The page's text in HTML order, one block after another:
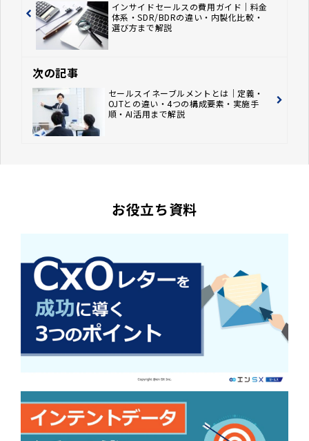
インサイドセールスの費用ガイド｜料金
体系・SDR/BDRの違い・内製化比較・
選び方まで解説
次の記事
セールスイネーブルメントとは｜定義・
OJTとの違い・4つの構成要素・実施手
順・AI活用まで解説
お役立ち資料